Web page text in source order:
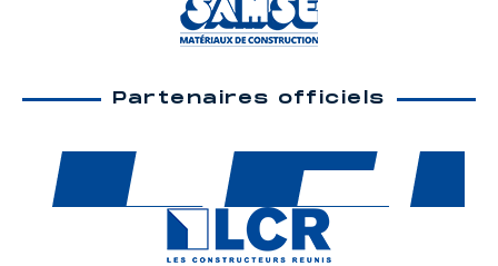
Partenaires officiels